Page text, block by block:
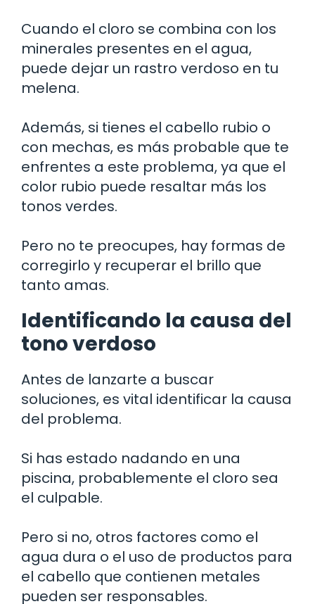
Cuando el cloro se combina con los
minerales presentes en el agua,
puede dejar un rastro verdoso en tu
melena.
Además, si tienes el cabello rubio o
con mechas, es más probable que te
enfrentes a este problema, ya que el
color rubio puede resaltar más los
tonos verdes.
Pero no te preocupes, hay formas de
corregirlo y recuperar el brillo que
tanto amas.
Identificando la causa del
tono verdoso
Antes de lanzarte a buscar
soluciones, es vital identificar la causa
del problema.
Si has estado nadando en una
piscina, probablemente el cloro sea
el culpable.
Pero si no, otros factores como el
agua dura o el uso de productos para
el cabello que contienen metales
pueden ser responsables.